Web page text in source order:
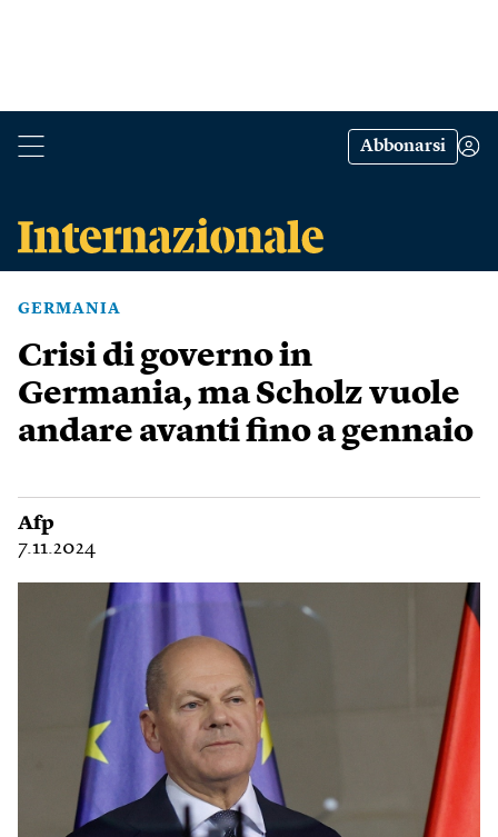
Abbonarsi
GERMANIA
Crisi di governo in
Germania, ma Scholz vuole
andare avanti fino a gennaio
Afp
7.11.2024